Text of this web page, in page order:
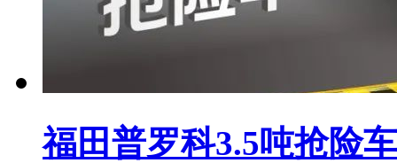
福田普罗科3.5吨抢险